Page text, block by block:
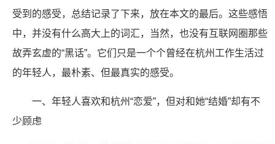
受到的感受，总结记录了下来，放在本文的最后。这些感悟
中，并没有什么高大上的词汇，当然，也没有互联网圈那些
故弄玄虚的“黑话”。它们只是一个个曾经在杭州工作生活过
的年轻人，最朴素、但最真实的感受。
一、年轻人喜欢和杭州“恋爱”，但对和她“结婚”却有不
少顾虑